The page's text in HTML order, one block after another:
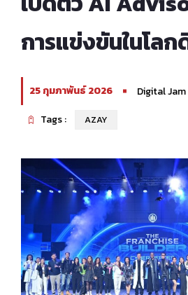
การแข่งขันในโล
25 กุมภาพันธ์ 2026
Digital
Tags :
AZAY